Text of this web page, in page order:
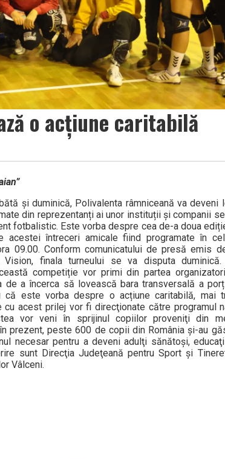
o acţiune caritabilă
şi duminică, Polivalenta râmniceană va deveni
din reprezentanți ai unor instituții și companii
fotbalistic. Este vorba despre cea de-a doua
acestei întreceri amicale fiind programate în
09.00. Conform comunicatului de presă emis
Vision, finala turneului se va disputa duminică.
competiție vor primi din partea
de a încerca să lovească bara transversală a
că este vorba despre o acțiune caritabilă, mai
cu acest prilej vor fi direcţionate către programul
vor veni în sprijinul copiilor proveniţi din
prezent, peste 600 de copii din România şi-au
necesar pentru a deveni adulţi sănătoşi,
sunt Direcţia Judeţeană pentru Sport şi
Vâlceni.